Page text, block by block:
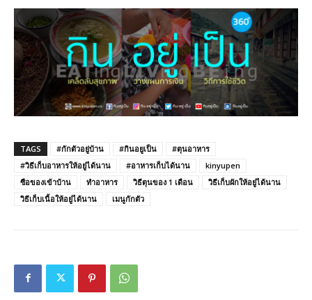
TAGS #กักตัวอยู่บ้าน #กินอยูเป็น
#ตุนอาหาร
#วิธีเก็บอาหารให้อยู่ได้นาน
#อาหารเก็บได้นาน
kinyupen
ซือของเข้าบ้าน
ทำอาหาร วิธีตุนของ 1 เดือน
วิธีเก็บผักให้อยู่ได้นาน
วิธีเก็บเนื้อให้อยู่ได้นาน
เมนูกักตัว